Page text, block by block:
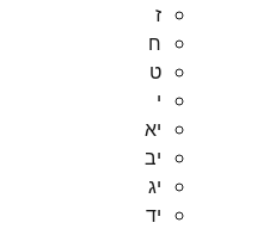
ז
ח
ט
י
יא
יב
יג
יד